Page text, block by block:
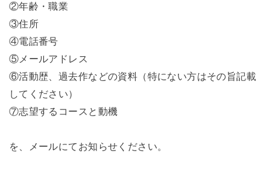
②年齢・職業
③住所
④電話番号
⑤メールアドレス
⑥活動歴、過去作などの資料（特にない方はその旨記載
してください）
⑦志望するコースと動機
を、メールにてお知らせください。